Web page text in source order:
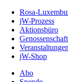
Inhalt
Seite
Rosa-
jW-Prozess
Aktionsbüro
Genossenschaft
Veranstaltungen
jW-Shop
Abo